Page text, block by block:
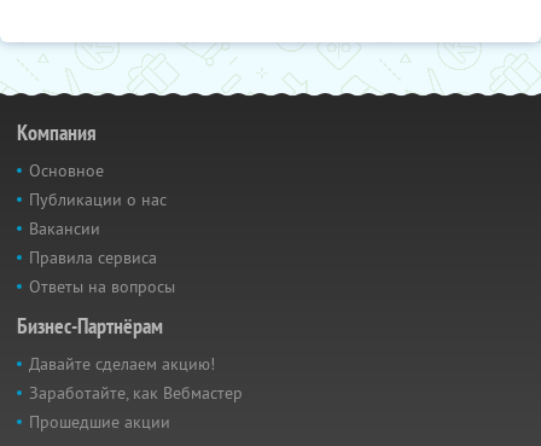
Компания
Основное
Публикации о нас
Вакансии
Правила сервиса
Ответы на вопросы
Бизнес-Партнёрам
Давайте сделаем акцию!
Заработайте, как Вебмастер
Прошедшие акции